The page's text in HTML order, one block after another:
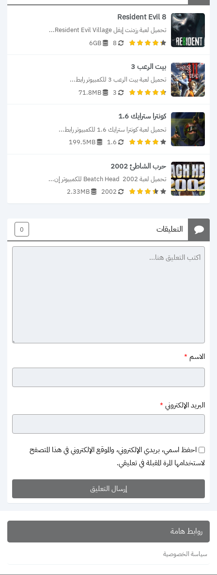
Resident Evil 8
تحميل لعبة رزدنت إيفل Resident Evil Village...
8
6GB
بيت الرعب 3
تحميل لعبة بيت الرعب 3 للكمبيوتر رابط...
3
71.8MB
كونترا سترايك 1.6
تحميل لعبة كونترا سترايك 1.6 للكمبيوتر رابط...
1.6
199.5MB
حرب الشاطئ 2002
تحميل لعبة Beatch Head  2002 للكمبيوتر إن...
2002
2.33MB
التعليقات 0
الاسم *
البريد الإلكتروني *
احفظ اسمي، بريدي الإلكتروني، والموقع الإلكتروني في هذا المتصفح
لاستخدامها المرة المقبلة في تعليقي.
روابط هامة
سياسة الخصوصية